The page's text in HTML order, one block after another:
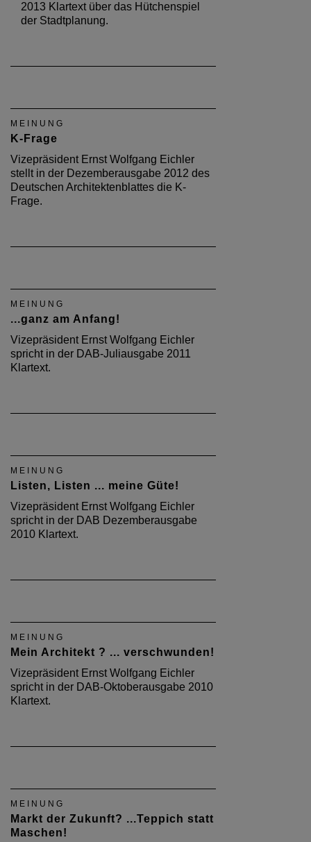
2013 Klartext über das Hütchenspiel
der Stadtplanung.
MEINUNG
K-Frage
Vizepräsident Ernst Wolfgang Eichler
stellt in der Dezemberausgabe 2012 des
Deutschen Architektenblattes die K-
Frage.
MEINUNG
...ganz am Anfang!
Vizepräsident Ernst Wolfgang Eichler
spricht in der DAB-Juliausgabe 2011
Klartext.
MEINUNG
Listen, Listen ... meine Güte!
Vizepräsident Ernst Wolfgang Eichler
spricht in der DAB Dezemberausgabe
2010 Klartext.
MEINUNG
Mein Architekt ? ... verschwunden!
Vizepräsident Ernst Wolfgang Eichler
spricht in der DAB-Oktoberausgabe 2010
Klartext.
MEINUNG
Markt der Zukunft? ...Teppich statt
Maschen!